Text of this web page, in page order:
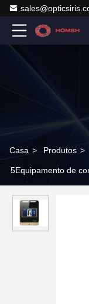
Casa > Produtos >
5Equipamento de